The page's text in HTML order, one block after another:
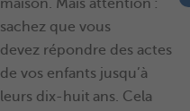
maison. Mais attention :
sachez que vous
devez répondre des actes
de vos enfants jusqu’à
leurs dix-huit ans. Cela